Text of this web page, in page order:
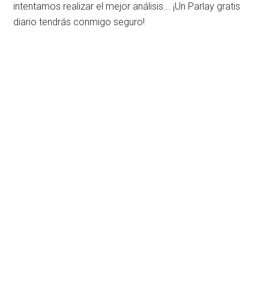
intentamos realizar el mejor análisis... ¡Un Parlay gratis
diario tendrás conmigo seguro!